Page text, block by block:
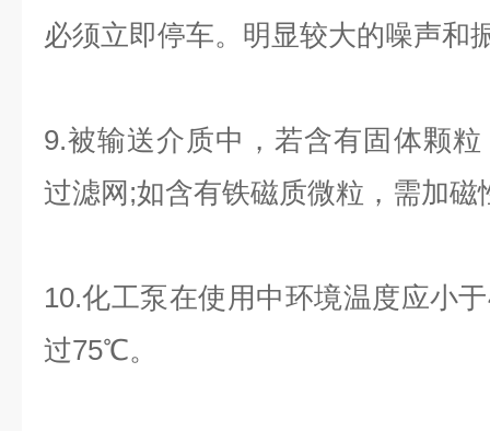
必须立即停车。明显较大的噪声和
9.被输送介质中，若含有固体颗
过滤网;如含有铁磁质微粒，需加磁
10.化工泵在使用中环境温度应小
过75℃。